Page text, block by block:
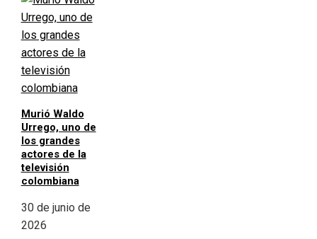
Murió Waldo
Urrego, uno de
los grandes
actores de la
televisión
colombiana
30 de junio de
2026